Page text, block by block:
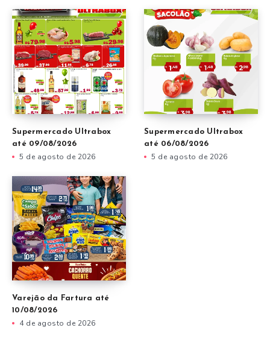
Supermercado Ultrabox
até 09/08/2026
5 de agosto de 2026
Supermercado Ultrabox
até 06/08/2026
5 de agosto de 2026
Varejão da Fartura até
10/08/2026
4 de agosto de 2026